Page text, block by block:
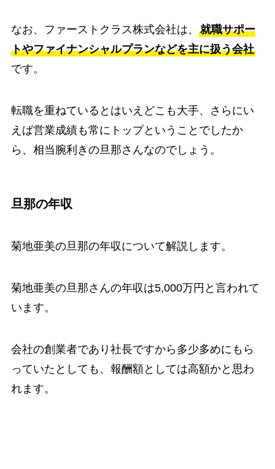
なお、ファーストクラス株式会社は、 就職サポー
トやファイナンシャルプランなどを主に扱う会社
です。
転職を重ねているとはいえどこも大手、さらにい
えば営業成績も常にトップということでしたか
ら、相当腕利きの旦那さんなのでしょう。
旦那の年収
菊地亜美の旦那の年収について解説します。
菊地亜美の旦那さんの年収は5,000万円と言われて
います。
会社の創業者であり社長ですから多少多めにもら
っていたとしても、報酬額としては高額かと思わ
れます。